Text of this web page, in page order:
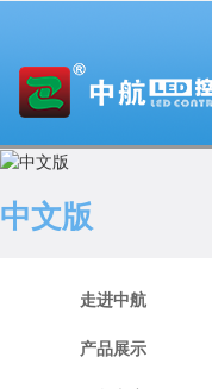
中文版
走进中航
产品展示